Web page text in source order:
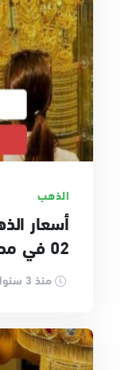
الذهب
02 في مصر
منذ 3 سنوات